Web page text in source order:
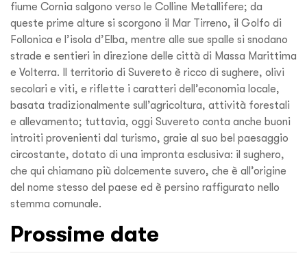
fiume Cornia salgono verso le Colline Metallifere; da
queste prime alture si scorgono il Mar Tirreno, il Golfo di
Follonica e l’isola d’Elba, mentre alle sue spalle si snodano
strade e sentieri in direzione delle città di Massa Marittima
e Volterra. Il territorio di Suvereto è ricco di sughere, olivi
secolari e viti, e riflette i caratteri dell’economia locale,
basata tradizionalmente sull’agricoltura, attività forestali
e allevamento; tuttavia, oggi Suvereto conta anche buoni
introiti provenienti dal turismo, graie al suo bel paesaggio
circostante, dotato di una impronta esclusiva: il sughero,
che qui chiamano più dolcemente suvero, che è all’origine
del nome stesso del paese ed è persino raffigurato nello
stemma comunale.
Prossime date